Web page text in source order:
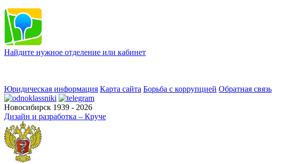
Найдите нужное отделение или кабинет
Юридическая информация Карта сайта Борьба с коррупцией Обратная связь
Новосибирск 1939 - 2026
Дизайн и разработка – Круче